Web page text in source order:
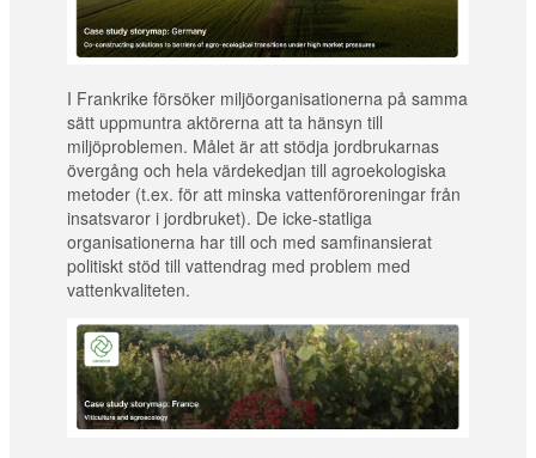
I Frankrike försöker miljöorganisationerna på samma
sätt uppmuntra aktörerna att ta hänsyn till
miljöproblemen. Målet är att stödja jordbrukarnas
övergång och hela värdekedjan till agroekologiska
metoder (t.ex. för att minska vattenföroreningar från
insatsvaror i jordbruket). De icke-statliga
organisationerna har till och med samfinansierat
politiskt stöd till vattendrag med problem med
vattenkvaliteten.